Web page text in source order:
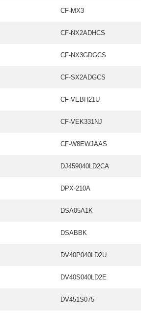
CF-MX3
CF-NX2ADHCS
CF-NX3GDGCS
CF-SX2ADGCS
CF-VEBH21U
CF-VEK331NJ
CF-W8EWJAAS
DJ459040LD2CA
DPX-210A
DSA05A1K
DSABBK
DV40P040LD2U
DV40S040LD2E
DV451S075